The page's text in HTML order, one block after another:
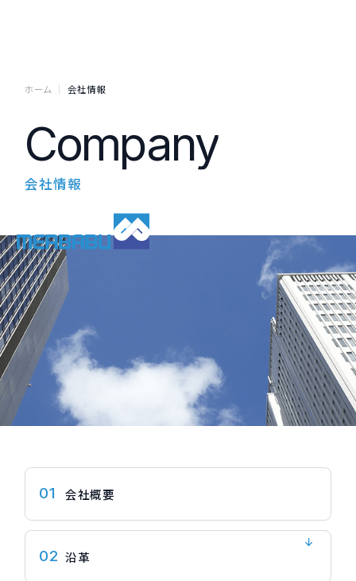
ホーム 会社情報
Company
会社情報
01 会社概要
02 沿革